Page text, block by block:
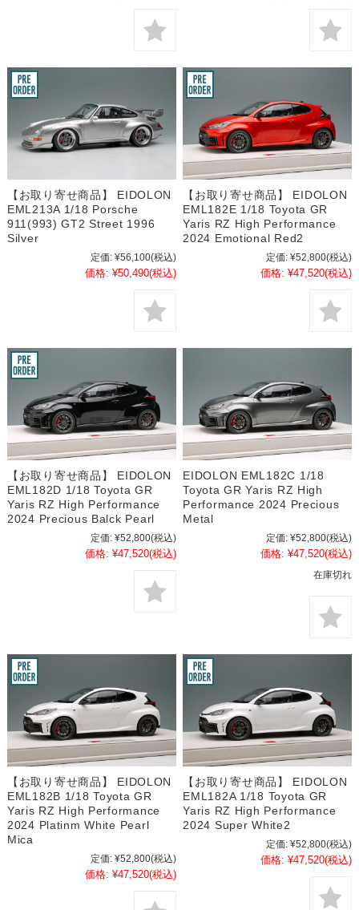
【お取り寄せ商品】 EIDOLON
EML213A 1/18 Porsche
911(993) GT2 Street 1996
Silver
定価: ¥56,100(税込)
価格: ¥50,490(税込)
【お取り寄せ商品】 EIDOLON
EML182E 1/18 Toyota GR
Yaris RZ High Performance
2024 Emotional Red2
定価: ¥52,800(税込)
価格: ¥47,520(税込)
【お取り寄せ商品】 EIDOLON
EML182D 1/18 Toyota GR
Yaris RZ High Performance
2024 Precious Balck Pearl
定価: ¥52,800(税込)
価格: ¥47,520(税込)
EIDOLON EML182C 1/18
Toyota GR Yaris RZ High
Performance 2024 Precious
Metal
定価: ¥52,800(税込)
価格: ¥47,520(税込)
在庫切れ
【お取り寄せ商品】 EIDOLON
EML182B 1/18 Toyota GR
Yaris RZ High Performance
2024 Platinm White Pearl
Mica
定価: ¥52,800(税込)
価格: ¥47,520(税込)
【お取り寄せ商品】 EIDOLON
EML182A 1/18 Toyota GR
Yaris RZ High Performance
2024 Super White2
定価: ¥52,800(税込)
価格: ¥47,520(税込)